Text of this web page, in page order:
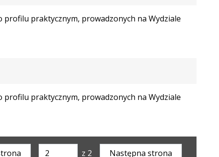
praktycznym, prowadzonych na Wydziale
praktycznym, prowadzonych na Wydziale
z 2 Następna strona